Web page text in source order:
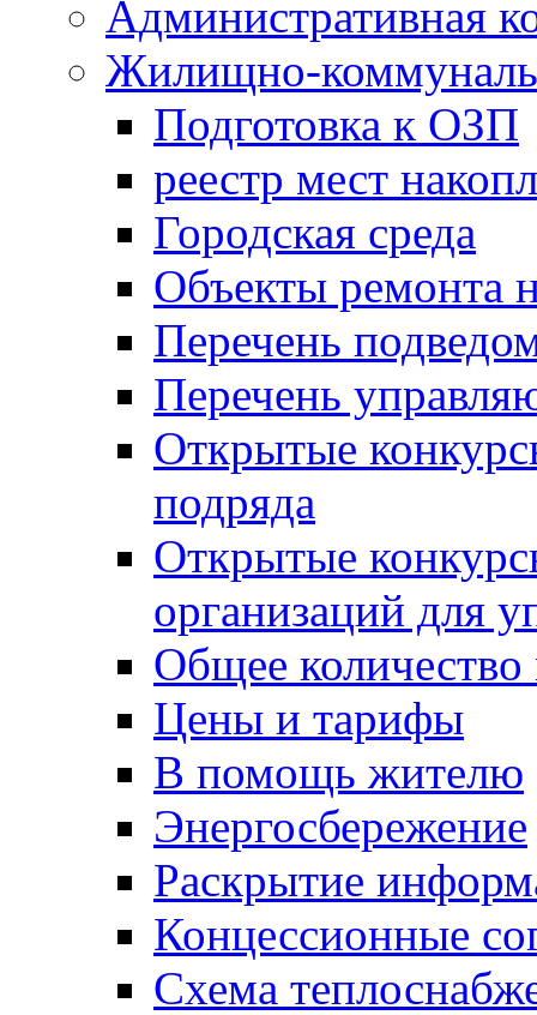
Административная
Жилищно-
Подготовка к ОЗП
реестр мест
Городская среда
Объекты ремонта
Перечень
Перечень
Открытые
подряда
Открытые
организаций для
Общее
Цены и тарифы
В помощь жителю
Энергосбережение
Раскрытие
Концессионные
Схема